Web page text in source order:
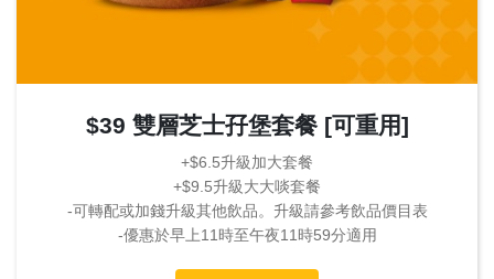
$39 雙層芝士孖堡套餐 [可重用]
+$6.5升級加大套餐
+$9.5升級大大啖套餐
-可轉配或加錢升級其他飲品。升級請參考飲品價目表
-優惠於早上11時至午夜11時59分適用